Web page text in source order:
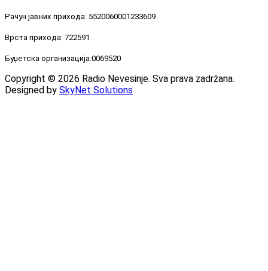
Рачун јавних прихода: 5520060001233609
Врста прихода: 722591
Буџетска организација:0069520
Copyright © 2026 Radio Nevesinje. Sva prava zadržana.
Designed by SkyNet Solutions